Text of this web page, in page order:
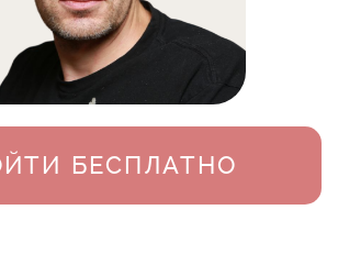
БЕСПЛАТНО